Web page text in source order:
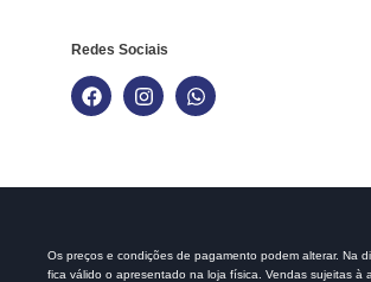
Redes Sociais
Os preços e condições de pagamento podem alterar. Na
fica válido o apresentado na loja física. Vendas sujeitas à